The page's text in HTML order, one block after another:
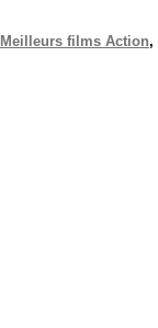
Meilleurs films Action,